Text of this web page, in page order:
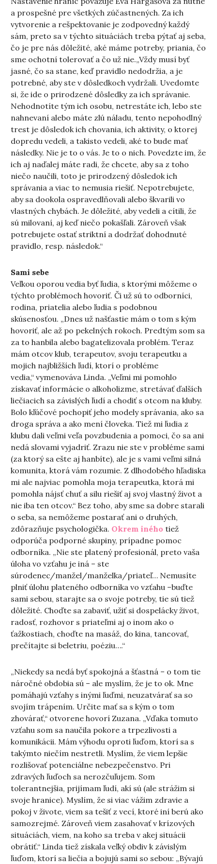
a prospešné pre všetkých zúčastnených. Za ich
vytvorenie a rešpektovanie je zodpovedný každý
sám, preto sa v týchto situáciách treba pýtať aj seba,
čo je pre nás dôležité, aké máme potreby, priania, čo
sme ochotní tolerovať a čo už nie.„Vždy musí byť
jasné, čo sa stane, keď pravidlo nedodržia, a je
potrebné, aby ste v dôsledkoch vydržali. Uvedomte
si, že ide o prirodzené dôsledky za ich správanie.
Nehodnotíte tým ich osobu, netrestáte ich, lebo ste
nahnevaní alebo máte zlú náladu, tento nepohodlný
trest je dôsledok ich chovania, ich aktivity, o ktorej
dopredu vedeli, a takisto vedeli, aké to bude mať
následky. Nie je to o vás. Je to o nich. Povedzte im, že
ich aj naďalej máte radi, že chcete, aby sa z toho
niečo naučili, toto je prirodzený dôsledok ich
správania a viac to nemusia riešiť. Nepotrebujete,
aby sa dookola ospravedlňovali alebo škvarili vo
vlastných chybách. Je dôležité, aby vedeli a cítili, že
sú milovaní, aj keď niečo pokašľali. Zároveň však
potrebujete ostať striktní a dodržať dohodnuté
pravidlo, resp. následok.“
Sami sebe
Veľkou oporou vedia byť ľudia, s ktorými môžeme o
týchto problémoch hovoriť. Či už sú to odborníci,
rodina, priatelia alebo ľudia s podobnou
skúsenosťou. „Dnes už našťastie mám o tom s kým
hovoriť, ale až po pekelných rokoch. Predtým som sa
za to hanbila alebo bagatelizovala problém. Teraz
mám otcov klub, terapeutov, svoju terapeutku a
mojich najbližších ľudí, ktorí o probléme
vedia,“ vymenováva Linda. „Veľmi mi pomohlo
získavať informácie o alkoholizme, stretávať ďalších
liečiacich sa závislých ľudí a chodiť s otcom na kluby.
Bolo kľúčové pochopiť jeho modely správania, ako sa
droga správa a ako mení človeka. Tiež mi ľudia z
klubu dali veľmi veľa povzbudenia a pomoci, čo sa ani
nedá slovami vyjadriť. Zrazu nie ste v probléme sami
(za ktorý sa ešte aj hanbíte), ale je s vami veľmi silná
komunita, ktorá vám rozumie. Z dlhodobého hľadiska
mi ale najviac pomohla moja terapeutka, ktorá mi
pomohla nájsť chuť a silu riešiť aj svoj vlastný život a
nie iba ten otcov.“ Bez toho, aby sme sa dobre starali
o seba, sa nemôžeme postarať ani o druhých,
zdôrazňuje psychologička. Okrem iného tiež
odporúča podporné skupiny, prípadne pomoc
odborníka. „Nie ste platený profesionál, preto vaša
úloha vo vzťahu je iná – ste
súrodenec/manžel/manželka/priateľ… Nemusíte
plniť úlohu plateného odborníka vo vzťahu –buďte
sami sebou, starajte sa o svoje potreby, tie sú tiež
dôležité. Choďte sa zabaviť, užiť si dospelácky život,
radosť, rozhovor s priateľmi aj o inom ako o
ťažkostiach, choďte na masáž, do kina, tancovať,
prečítajte si beletriu, poéziu….“
„Niekedy sa nedá byť spokojná a šťastná – o tom tie
náročné obdobia sú – ale myslím, že je to ok. Mne
pomáhajú vzťahy s inými ľuďmi, neuzatvárať sa so
svojím trápením. Určite mať sa s kým o tom
zhovárať,“ otvorene hovorí Zuzana. „Vďaka tomuto
vzťahu som sa naučila pokore a trpezlivosti a
komunikácii. Mám výhodu oproti ľuďom, ktorí sa s
takýmto niečím nestretli. Myslím, že viem lepšie
rozlišovať potenciálne nebezpečenstvo. Pri
zdravých ľuďoch sa nerozčuľujem. Som
tolerantnejšia, prijímam ľudí, akí sú (ale strážim si
svoje hranice). Myslím, že si viac vážim zdravie a
pokoj v živote, viem sa tešiť z vecí, ktoré iní berú ako
samozrejmé. Zároveň viem zasahovať v krízových
situáciách, viem, na koho sa treba v akej situácii
obrátiť.“ Linda tiež získala veľký obdiv k závislým
ľuďom, ktorí sa liečia a bojujú sami so sebou: „Bývajú